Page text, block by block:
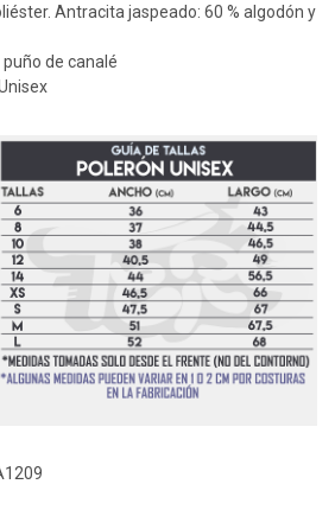
Antracita jaspeado: 60 % algodón y
de canalé